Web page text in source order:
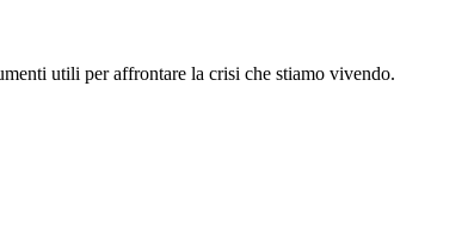
utili per affrontare la crisi che stiamo vivendo.